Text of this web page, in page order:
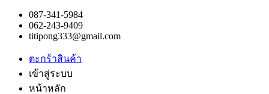
087-341-5984
062-243-9409
titipong333@gmail.com
ตะกร้าสินค้า
เข้าสู่ระบบ
หน้าหลัก